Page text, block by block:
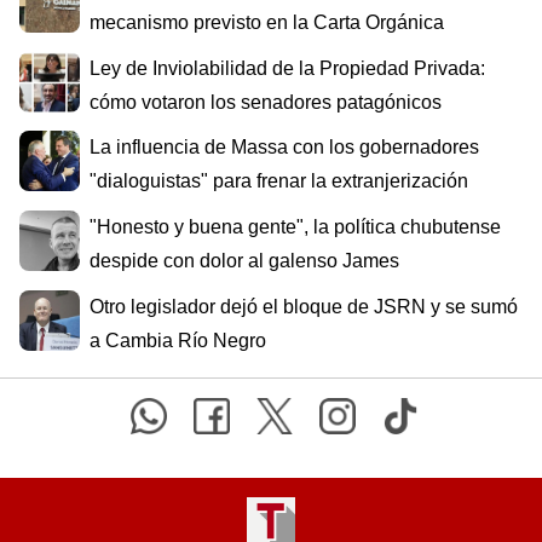
mecanismo previsto en la Carta Orgánica
Ley de Inviolabilidad de la Propiedad Privada:
cómo votaron los senadores patagónicos
La influencia de Massa con los gobernadores
"dialoguistas" para frenar la extranjerización
"Honesto y buena gente", la política chubutense
despide con dolor al galenso James
Otro legislador dejó el bloque de JSRN y se sumó
a Cambia Río Negro